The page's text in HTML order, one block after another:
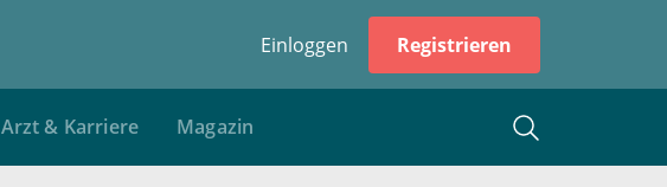
Einloggen Registrieren
Arzt & Karriere Magazin